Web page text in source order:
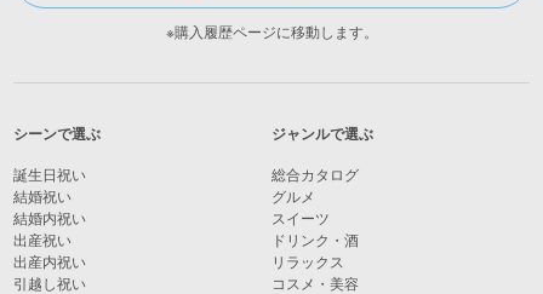
※購入履歴ページに移動します。
シーンで選ぶ
誕生日祝い
結婚祝い
結婚内祝い
出産祝い
出産内祝い
引越し祝い
ジャンルで選ぶ
総合カタログ
グルメ
スイーツ
ドリンク・酒
リラックス
コスメ・美容